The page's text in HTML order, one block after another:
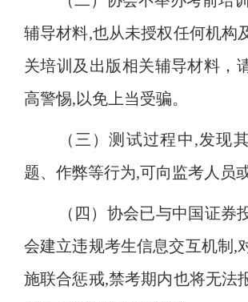
辅导材料,也从未授权任何机构
关培训及出版相关辅导材料，
高警惕,以免上当受骗。
（三）测试过程中,发现
题、作弊等行为,可向监考人员
（四）协会已与中国证券
会建立违规考生信息交互机制 ,
施联合惩戒,禁考期内也将无法